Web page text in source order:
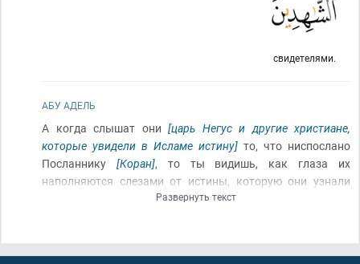
свидетелями.
АБУ АДЕЛЬ
А когда слышат они [царь Негус и другие христиане,
которые увидели в Исламе истину] то, что ниспослано
Посланнику [Коран], то ты видишь, как глаза их
наполняются слезами от истины, которую они узнали
[убедившись в том, что это – книга, ниспосланная от
Развернуть текст